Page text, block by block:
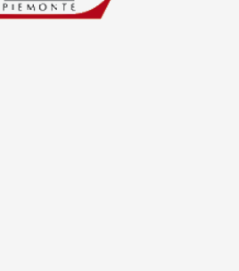
e trasparenza